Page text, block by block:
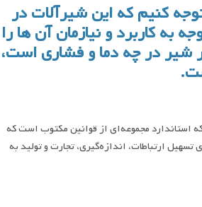
کنیم که این شیرآلات در
به کاربرد و نیازمان آن ها را
شیر در چه دما و فشاری است،
استاندارد مجموعه‌ای از قوانین مکتوب است که
ارتباطات، اندازه‌گیری، تجارت و تولید به